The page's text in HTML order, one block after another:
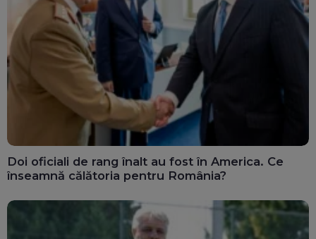
Doi oficiali de rang înalt au fost în America. Ce
înseamnă călătoria pentru România?